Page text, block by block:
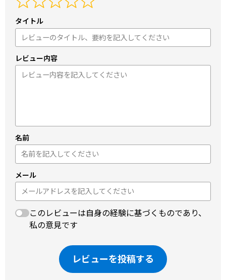
タイトル
レビュー内容
名前
メール
このレビューは自身の経験に基づくものであり、
私の意見です
レビューを投稿する